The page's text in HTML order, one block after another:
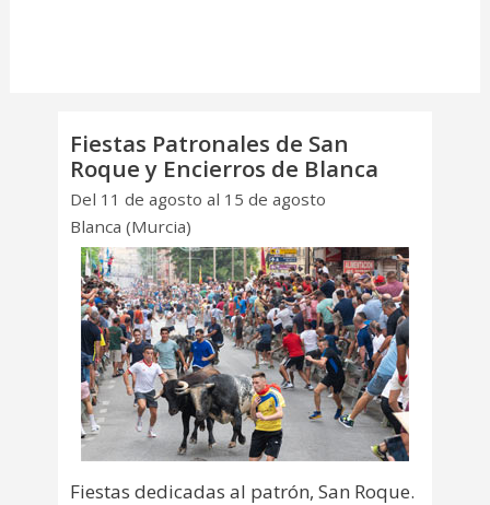
Fiestas Patronales de San
Roque y Encierros de Blanca
Del 11 de agosto al 15 de agosto
Blanca (Murcia)
Fiestas dedicadas al patrón, San Roque.